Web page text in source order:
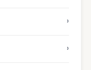
›
›